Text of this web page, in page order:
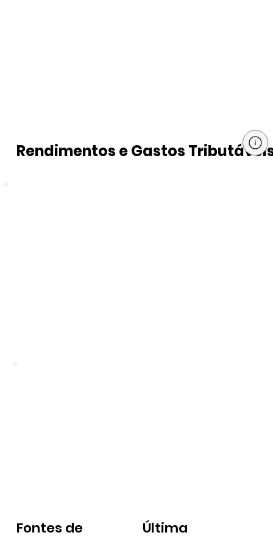
Rendimentos e Gastos
Fontes de
Última